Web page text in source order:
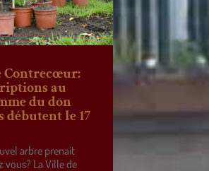
Contrecœur:
au
du don
débutent le 17
arbre prenait
vous? La Ville de